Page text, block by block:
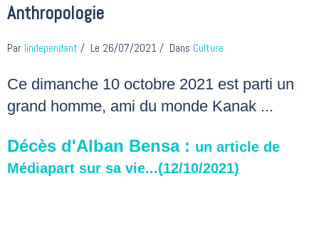
Anthropologie
Par lindependant Le 26/07/2021 Dans Culture
Ce dimanche 10 octobre 2021 est parti un
grand homme, ami du monde Kanak ...
Décès d'Alban Bensa : un article de
Médiapart sur sa vie...(12/10/2021)